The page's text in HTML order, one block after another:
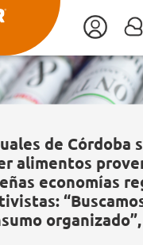
de Córdoba
alimentos
economías